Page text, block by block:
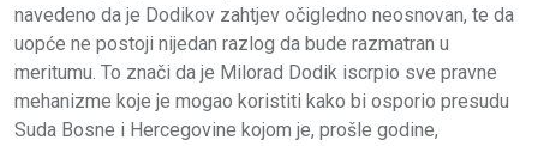
navedeno da je Dodikov zahtjev očigledno neosnovan, te da
uopće ne postoji nijedan razlog da bude razmatran u
meritumu. To znači da je Milorad Dodik iscrpio sve pravne
mehanizme koje je mogao koristiti kako bi osporio presudu
Suda Bosne i Hercegovine kojom je, prošle godine,